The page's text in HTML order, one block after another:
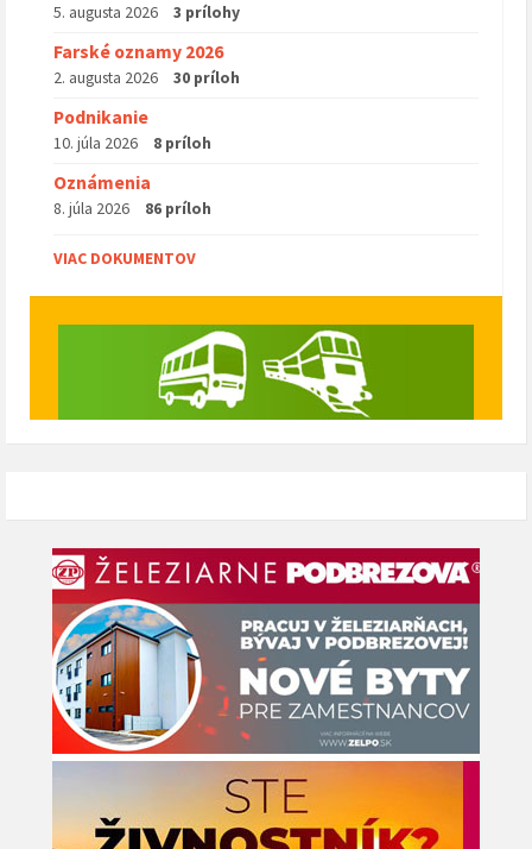
5. augusta 2026 3 prílohy
Farské oznamy 2026
2. augusta 2026 30 príloh
Podnikanie
10. júla 2026 8 príloh
Oznámenia
8. júla 2026 86 príloh
VIAC DOKUMENTOV